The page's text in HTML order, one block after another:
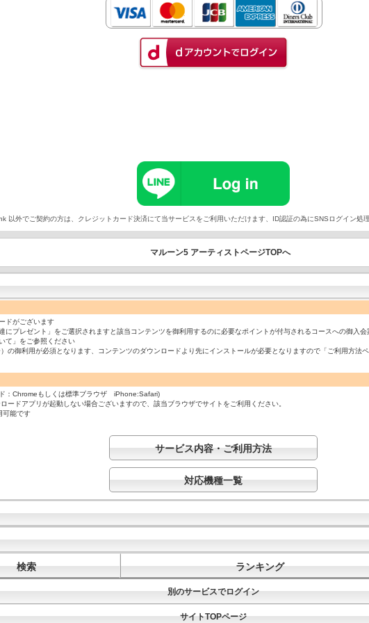
外でご契約の方は、クレジットカード決済にて当サービスをご利用いただけます、ID認証の為にSNSログイン処
マルーン5 アーティストページTOPへ
ドがございます
プレゼント」をご選択されますと該当コンテンツを御利用するのに必要なポイントが付与されるコースへの御入会
て」をご参照ください
の御利用が必須となります、コンテンツのダウンロードより先にインストールが必要となりますので「ご利用方法
：Chromeもしくは標準ブラウザ iPhone:Safari)
ドアプリが起動しない場合ございますので、該当ブラウザでサイトをご利用ください。
可能です
サービス内容・ご利用方法
対応機種一覧
検索 ランキング
別のサービスでログイン
サイトTOPページ